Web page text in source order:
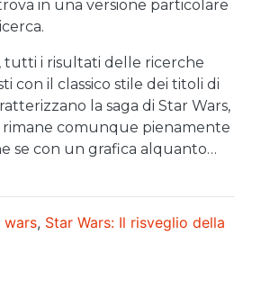
in una versione particolare
tutti i risultati delle ricerche
con il classico stile dei titoli di
la saga di Star Wars,
rimane comunque pienamente
se con un grafica alquanto…
wars, Star Wars: Il risveglio della